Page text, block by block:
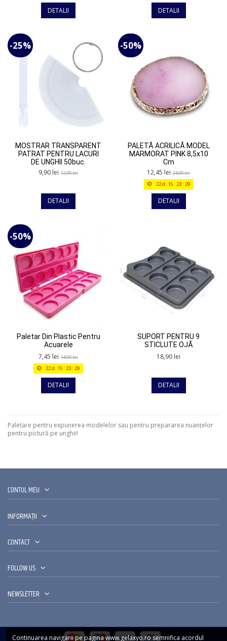
DETALII DETALII
-25%
MOSTRAR TRANSPARENT
PATRAT PENTRU LACURI
DE UNGHII 50buc.
9,90 lei12,00 lei
DETALII
-50%
PALETĂ ACRILICĂ MODEL
MARMORAT PINK 8,5x10
Cm
12,45 lei24,90 lei
22d. 15: 23: 29
DETALII
-50%
Paletar Din Plastic Pentru
Acuarele
7,45 lei14,90 lei
22d. 15:23:29
DETALII
SUPORT PENTRU 9
STICLUTE OJĂ
18,90 lei
DETALII
Paletare pentru expunerea modelelor sau pentru prepararea nuanțelor
pentru pictură pe unghii!
CONTUL MEU
INFORMAȚII
CONTACT
FOLLOW US
NEWSLETTER
Continuarea navigarii pe pagina www.gelaxyo.ro semnifica acordul